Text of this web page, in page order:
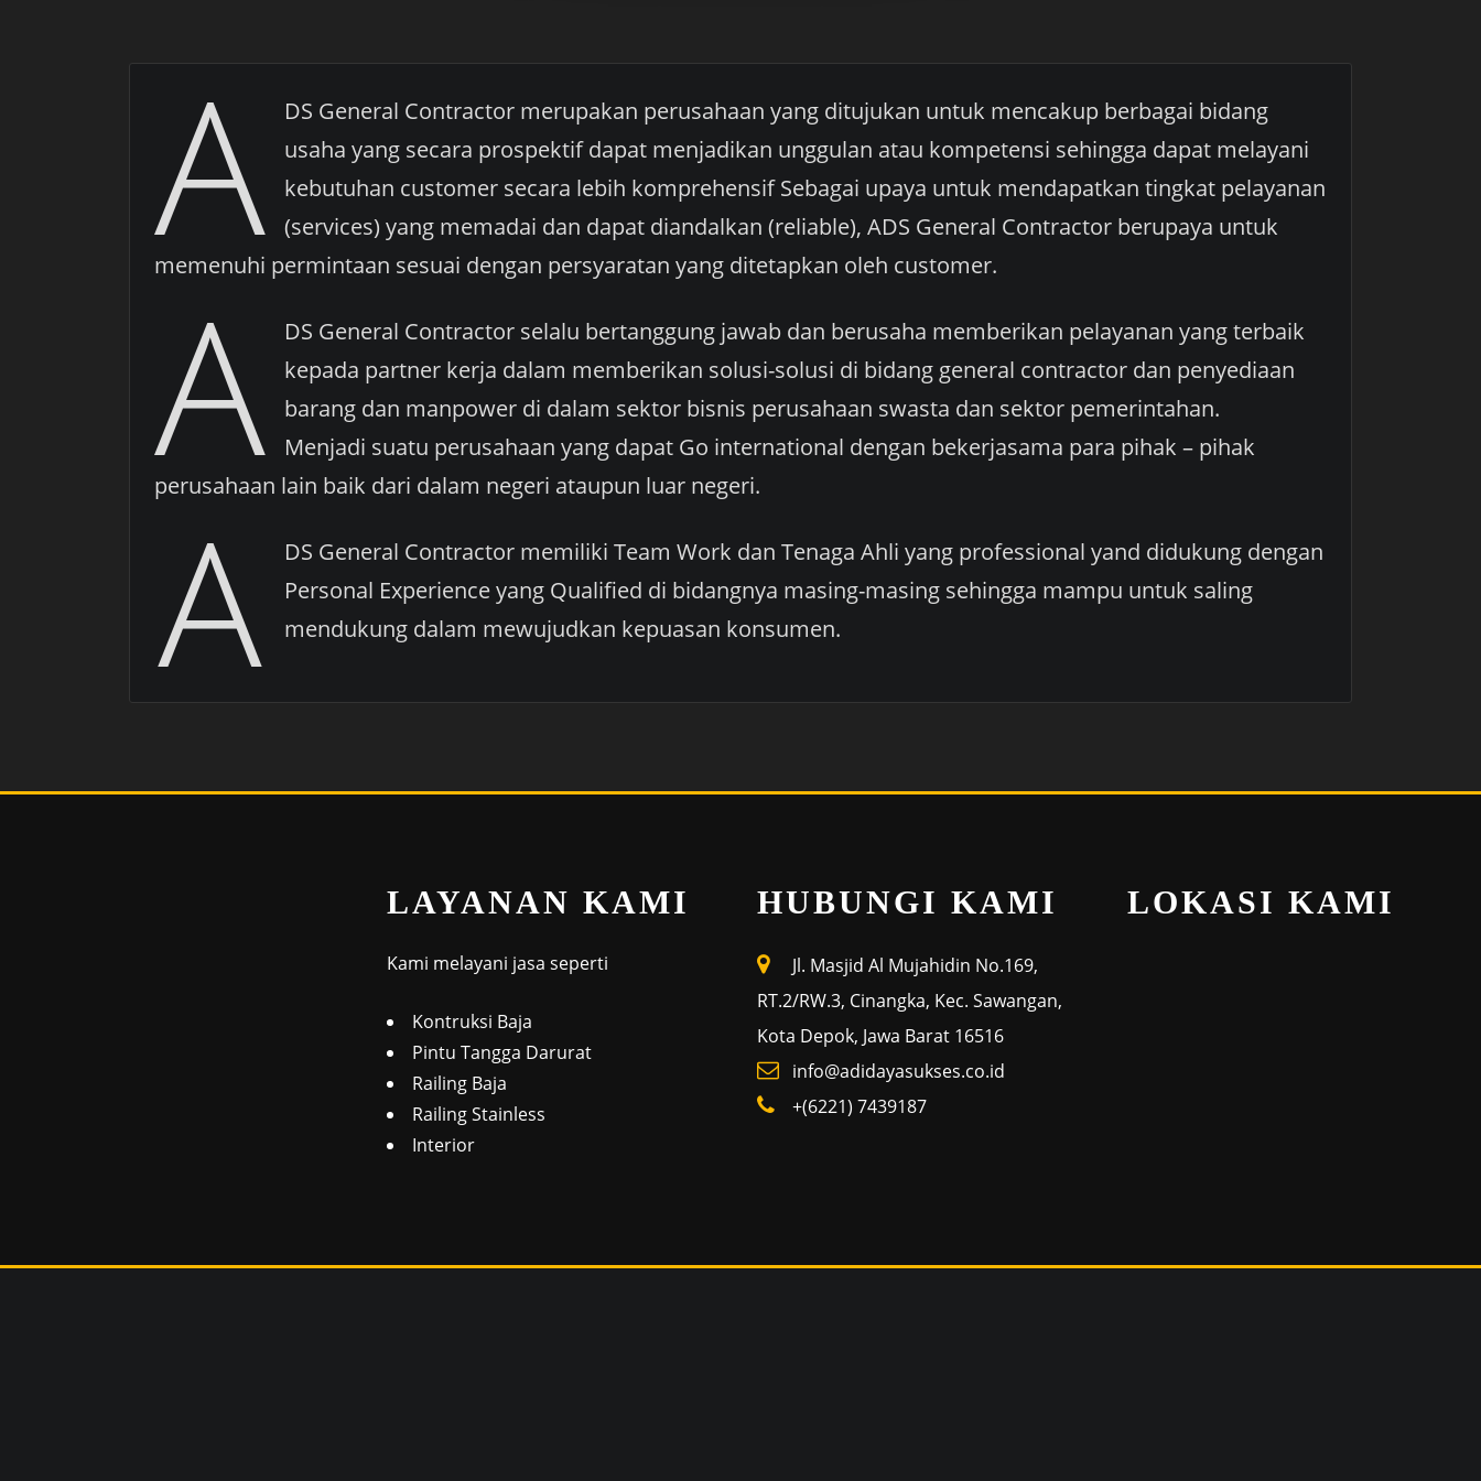
A
DS General Contractor merupakan perusahaan yang ditujukan untuk mencakup berbagai bidang
usaha yang secara prospektif dapat menjadikan unggulan atau kompetensi sehingga dapat melayani
kebutuhan customer secara lebih komprehensif Sebagai upaya untuk mendapatkan tingkat pelayanan
(services) yang memadai dan dapat diandalkan (reliable), ADS General Contractor berupaya untuk
memenuhi permintaan sesuai dengan persyaratan yang ditetapkan oleh customer.
A
DS General Contractor selalu bertanggung jawab dan berusaha memberikan pelayanan yang terbaik
kepada partner kerja dalam memberikan solusi-solusi di bidang general contractor dan penyediaan
barang dan manpower di dalam sektor bisnis perusahaan swasta dan sektor pemerintahan.
Menjadi suatu perusahaan yang dapat Go international dengan bekerjasama para pihak – pihak
perusahaan lain baik dari dalam negeri ataupun luar negeri.
A
DS General Contractor memiliki Team Work dan Tenaga Ahli yang professional yand didukung dengan
Personal Experience yang Qualified di bidangnya masing-masing sehingga mampu untuk saling
mendukung dalam mewujudkan kepuasan konsumen.
LAYANAN KAMI
Kami melayani jasa seperti
Kontruksi Baja
Pintu Tangga Darurat
Railing Baja
Railing Stainless
Interior
HUBUNGI KAMI
Jl. Masjid Al Mujahidin No.169,
RT.2/RW.3, Cinangka, Kec. Sawangan,
Kota Depok, Jawa Barat 16516
info@adidayasukses.co.id
+(6221) 7439187
LOKASI KAMI